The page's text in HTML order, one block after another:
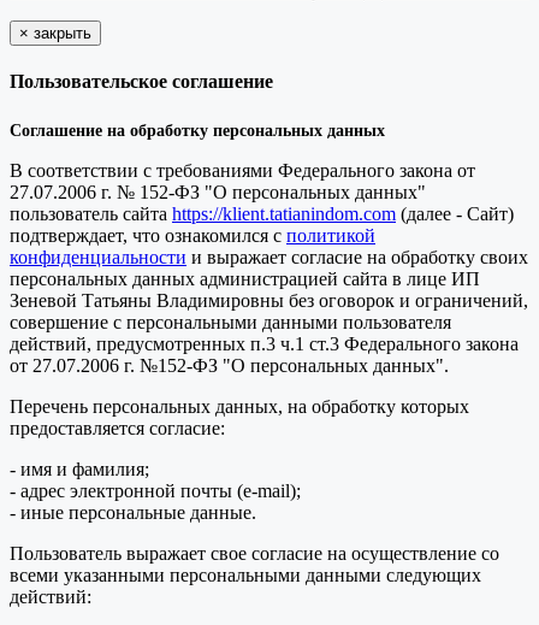
× закрыть
Пользовательское соглашение
Соглашение на обработку персональных данных
В соответствии с требованиями Федерального закона от
27.07.2006 г. № 152-ФЗ "О персональных данных"
пользователь сайта https://klient.tatianindom.com (далее - Сайт)
подтверждает, что ознакомился с политикой
конфиденциальности и выражает согласие на обработку своих
персональных данных администрацией сайта в лице ИП
Зеневой Татьяны Владимировны без оговорок и ограничений,
совершение с персональными данными пользователя
действий, предусмотренных п.3 ч.1 ст.3 Федерального закона
от 27.07.2006 г. №152-ФЗ "О персональных данных".
Перечень персональных данных, на обработку которых
предоставляется согласие:
- имя и фамилия;
- адрес электронной почты (e-mail);
- иные персональные данные.
Пользователь выражает свое согласие на осуществление со
всеми указанными персональными данными следующих
действий: